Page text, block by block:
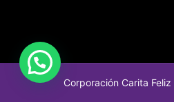
Corporación Carita Feliz